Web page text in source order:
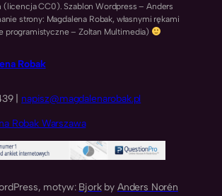
(licencja CC0). Szablon Wordpress – Anders
strony: Magdalena Robak, własnymi rękami
programistyczne – Zoltan Multimedia)
Robak
| napisz@magdalenarobak.pl
motyw: Bjorkby Anders Norén